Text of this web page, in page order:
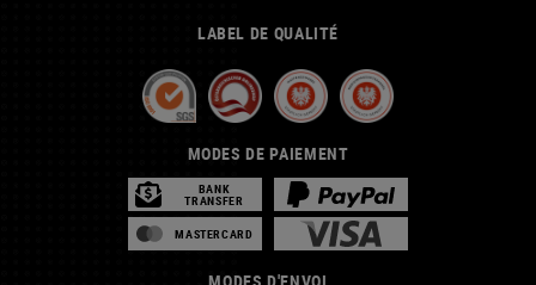
LABEL DE QUALITÉ
MODES DE PAIEMENT
BANK
TRANSFER
MASTERCARD